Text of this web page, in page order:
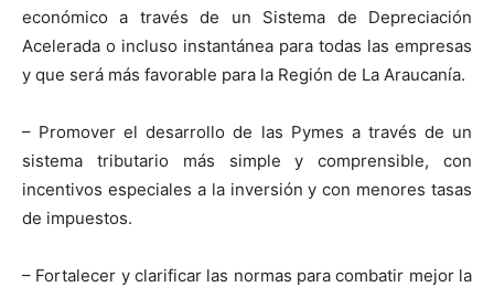
económico a través de un Sistema de Depreciación
Acelerada o incluso instantánea para todas las empresas
y que será más favorable para la Región de La Araucanía.
– Promover el desarrollo de las Pymes a través de un
sistema tributario más simple y comprensible, con
incentivos especiales a la inversión y con menores tasas
de impuestos.
– Fortalecer y clarificar las normas para combatir mejor la